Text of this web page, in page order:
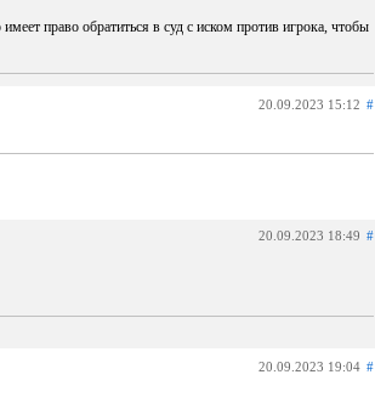
право обратиться в суд с иском против игрока, чтобы
20.09.2023 15:12 #
20.09.2023 18:49 #
20.09.2023 19:04 #